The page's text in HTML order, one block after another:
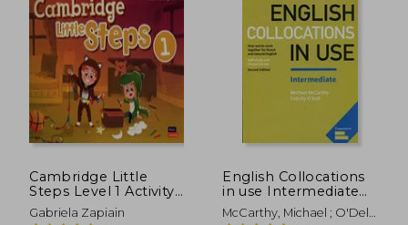
45%
dcto.
$ 73.75
$ 40.57
45%
dcto.
Cambridge Little
Steps Level 1 Activity
Book (en Inglés)
Gabriela Zapiain
English Collocations
in use Intermediate
Book With Answers
Second Edition
McCarthy, Michael ; O'Dell,